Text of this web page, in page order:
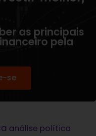
as principais
pela
se
análise política